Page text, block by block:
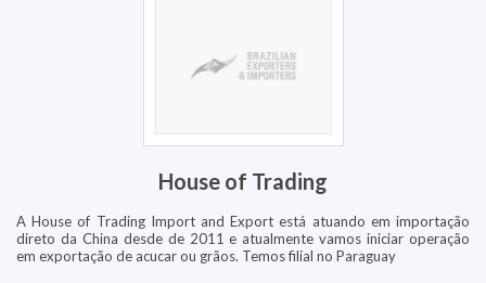
House of Trading
A House of Trading Import and Export está atuando em importação
direto da China desde de 2011 e atualmente vamos iniciar operação
em exportação de acucar ou grãos. Temos filial no Paraguay